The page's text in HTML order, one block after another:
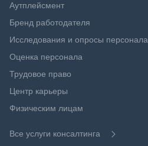
Аутплейсмент
Бренд работодателя
Исследования и опросы персонала
Оценка персонала
Трудовое право
Центр карьеры
Физическим лицам
Все услуги консалтинга